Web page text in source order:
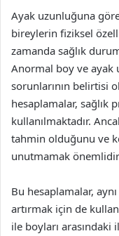
Ayak uzunluğuna
bireylerin fiziksel
zamanda sağlık
Anormal boy ve ayak
sorunlarının belirtisi
hesaplamalar, sağlık
kullanılmaktadır.
tahmin olduğunu ve
unutmamak
Bu hesaplamalar,
artırmak için de
ile boyları